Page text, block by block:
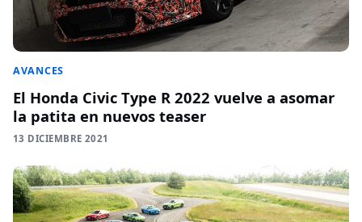
AVANCES
El Honda Civic Type R 2022 vuelve a asomar
la patita en nuevos teaser
13 DICIEMBRE 2021